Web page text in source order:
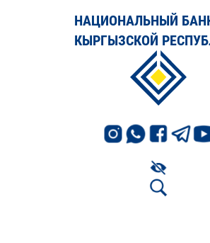
НАЦИОНАЛЬНЫЙ
КЫРГЫЗСКОЙ